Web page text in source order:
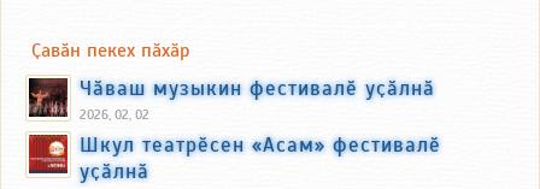
Ҫавӑн пекех пӑхӑр
Чӑваш музыкин фестивалӗ уҫӑлнӑ
2026, 02, 02
Шкул театрӗсен «Асам» фестивалӗ
уҫӑлнӑ